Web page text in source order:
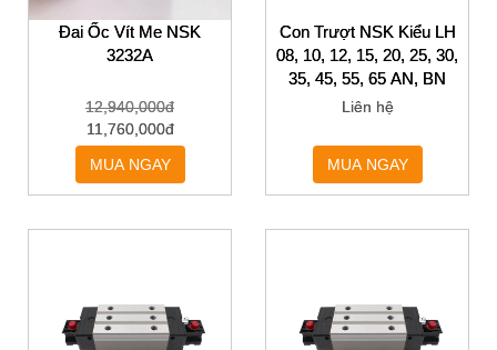
Đai Ốc Vít Me NSK
3232A
12,940,000đ
11,760,000đ
MUA NGAY
Con Trượt NSK Kiểu LH
08, 10, 12, 15, 20, 25, 30,
35, 45, 55, 65 AN, BN
Liên hệ
MUA NGAY